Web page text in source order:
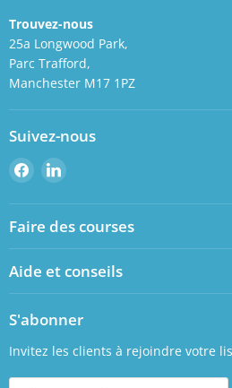
Trouvez-nous
25a Longwood Park,
Parc Trafford,
Manchester M17 1PZ
Suivez-nous
Retrouvez-
nous
sur
Facebook
Retrouvez-
sur
LinkedIn
Faire des courses
Aide et conseils
S'abonner
Invitez les clients à rejoindre votre